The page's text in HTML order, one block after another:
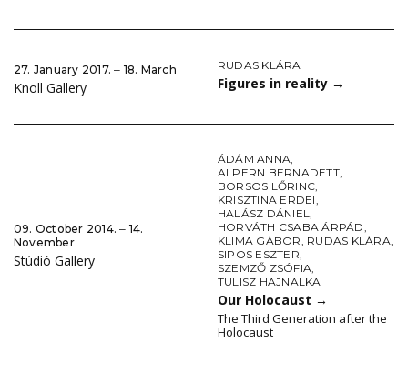
27. January 2017. ‒ 18. March
Knoll Gallery
RUDAS KLÁRA
Figures in reality →
09. October 2014. ‒ 14.
November
Stúdió Gallery
ÁDÁM ANNA,
ALPERN BERNADETT,
BORSOS LŐRINC,
KRISZTINA ERDEI,
HALÁSZ DÁNIEL,
HORVÁTH CSABA ÁRPÁD,
KLIMA GÁBOR, RUDAS KLÁRA,
SIPOS ESZTER,
SZEMZŐ ZSÓFIA,
TULISZ HAJNALKA
Our Holocaust →
The Third Generation after the
Holocaust